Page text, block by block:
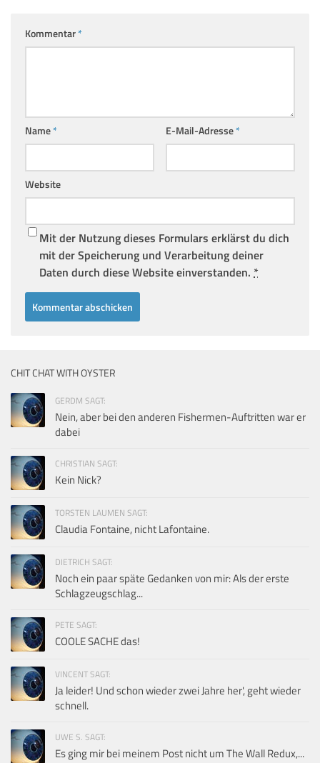
Kommentar*
Name* E-Mail-Adresse*
Website
Mit der Nutzung dieses Formulars erklärst du dich
mit der Speicherung und Verarbeitung deiner
Daten durch diese Website einverstanden. *
CHIT CHAT WITH OYSTER
GERDM SAGT:
Nein, aber bei den anderen Fishermen-Auftritten war er
dabei
CHRISTIAN SAGT:
Kein Nick?
TORSTEN LAUMEN SAGT:
Claudia Fontaine, nicht Lafontaine.
DIETRICH SAGT:
Noch ein paar späte Gedanken von mir: Als der erste
Schlagzeugschlag...
PETE SAGT:
COOLE SACHE das!
VINCENT SAGT:
Ja leider! Und schon wieder zwei Jahre her', geht wieder
schnell.
UWE S. SAGT:
Es ging mir bei meinem Post nicht um The Wall Redux,...